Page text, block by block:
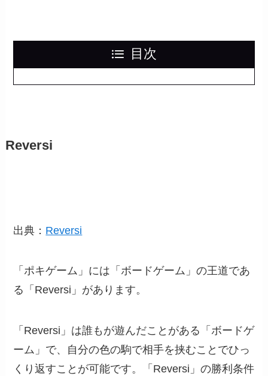
目次
Reversi
出典： Reversi
「ポキゲーム」には「ボードゲーム」の王道であ
る「Reversi」があります。
「Reversi」は誰もが遊んだことがある「ボードゲ
ーム」で、自分の色の駒で相手を挟むことでひっ
くり返すことが可能です。「Reversi」の勝利条件